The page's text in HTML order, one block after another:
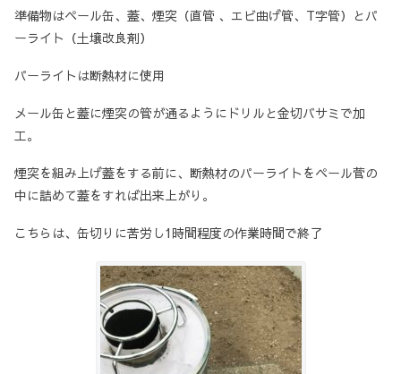
準備物はペール缶、蓋、煙突（直管 、エビ曲げ管、T字管）とパ
ーライト（土壌改良剤）
パーライトは断熱材に使用
メール缶と蓋に煙突の管が通るようにドリルと金切バサミで加
工。
煙突を組み上げ蓋をする前に、断熱材のパーライトをペール菅の
中に詰めて蓋をすれば出来上がり。
こちらは、缶切りに苦労し1時間程度の作業時間で終了